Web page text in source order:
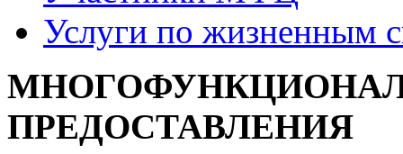
Услуги по жизненным
ПРЕДОСТАВЛЕНИЯ